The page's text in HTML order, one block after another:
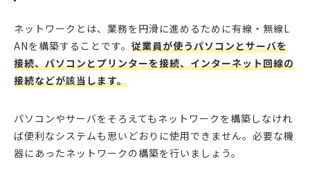
ネットワークとは、業務を円滑に進めるために有線・無線L
ANを構築することです。 従業員が使うパソコンとサーバを
接続、パソコンとプリンターを接続、インターネット回線の
接続などが該当します。
パソコンやサーバをそろえてもネットワークを構築しなけれ
ば便利なシステムも思いどおりに使用できません。必要な機
器にあったネットワークの構築を行いましょう。